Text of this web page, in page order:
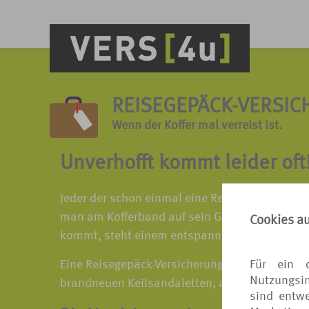
Cookies
Für ein
sind
REISEGEPÄCK-
Wenn der Koffer mal verreist ist.
Unverhofft kommt leider
Jeder der schon einmal eine Reise
man am Kofferband auf sein Gepäck wartet,
kommt, steht einem entspannten Urlaub
Eine Reisegepäck-Versicherung ersetzt
brandneuen Keilsandaletten, aber